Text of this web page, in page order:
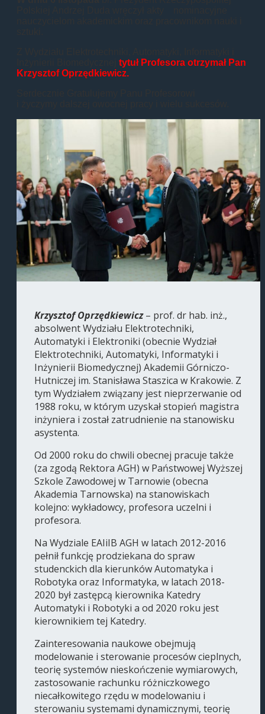
tytuł Profesora otrzymał Pan
Krzysztof Oprzędkiewicz.
Krzysztof Oprzędkiewicz– prof. dr hab. inż.,
absolwent Wydziału Elektrotechniki,
Automatyki i Elektroniki (obecnie Wydział
Elektrotechniki, Automatyki, Informatyki i
Inżynierii Biomedycznej) Akademii Górniczo-
Hutniczej im. Stanisława Staszica w Krakowie. Z
tym Wydziałem związany jest nieprzerwanie od
1988 roku, w którym uzyskał stopień magistra
inżyniera i został zatrudnienie na stanowisku
asystenta.
Od 2000 roku do chwili obecnej pracuje także
(za zgodą Rektora AGH) w Państwowej Wyższej
Szkole Zawodowej w Tarnowie (obecna
Akademia Tarnowska) na stanowiskach
kolejno: wykładowcy, profesora uczelni i
profesora.
Na Wydziale EAIiIB AGH w latach 2012-2016
pełnił funkcję prodziekana do spraw
studenckich dla kierunków Automatyka i
Robotyka oraz Informatyka, w latach 2018-
2020 był zastępcą kierownika Katedry
Automatyki i Robotyki a od 2020 roku jest
kierownikiem tej Katedry.
Zainteresowania naukowe obejmują
modelowanie i sterowanie procesów cieplnych,
teorię systemów nieskończenie wymiarowych,
zastosowanie rachunku różniczkowego
niecałkowitego rzędu w modelowaniu i
sterowaniu systemami dynamicznymi, teorię